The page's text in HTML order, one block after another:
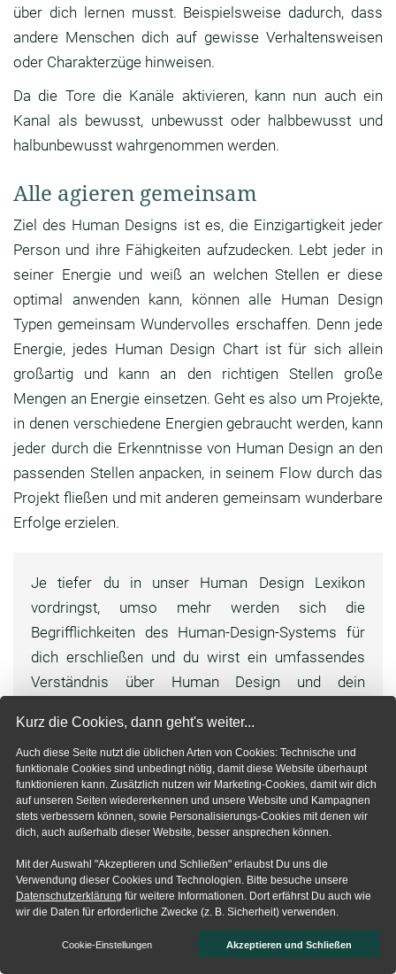
Kurz die Cookies, dann geht's weiter...
Auch diese Seite nutzt die üblichen Arten von Cookies: Technische und
funktionale Cookies sind unbedingt nötig, damit diese Website überhaupt
funktionieren kann. Zusätzlich nutzen wir Marketing-Cookies, damit wir dich
auf unseren Seiten wiedererkennen und unsere Website und Kampagnen
stets verbessern können, sowie Personalisierungs-Cookies mit denen wir
dich, auch außerhalb dieser Website, besser ansprechen können.
Mit der Auswahl "Akzeptieren und Schließen" erlaubst Du uns die
Verwendung dieser Cookies und Technologien. Bitte besuche unsere
Datenschutzerklärung für weitere Informationen. Dort erfährst Du auch wie
wir die Daten für erforderliche Zwecke (z. B. Sicherheit) verwenden.
Cookie-Einstellungen Akzeptieren und Schließen
über dich lernen musst. Beispielsweise dadurch, dass
andere Menschen dich auf gewisse Verhaltensweisen
oder Charakterzüge hinweisen.
Da die Tore die Kanäle aktivieren, kann nun auch ein
Kanal als bewusst, unbewusst oder halbbewusst und
halbunbewusst wahrgenommen werden.
Alle agieren gemeinsam
Ziel des Human Designs ist es, die Einzigartigkeit jeder
Person und ihre Fähigkeiten aufzudecken. Lebt jeder in
seiner Energie und weiß an welchen Stellen er diese
optimal anwenden kann, können alle Human Design
Typen gemeinsam Wundervolles erschaffen. Denn jede
Energie, jedes Human Design Chart ist für sich allein
großartig und kann an den richtigen Stellen große
Mengen an Energie einsetzen. Geht es also um Projekte,
in denen verschiedene Energien gebraucht werden, kann
jeder durch die Erkenntnisse von Human Design an den
passenden Stellen anpacken, in seinem Flow durch das
Projekt fließen und mit anderen gemeinsam wunderbare
Erfolge erzielen.
Je tiefer du in unser Human Design Lexikon
vordringst, umso mehr werden sich die
Begrifflichkeiten des Human-Design-Systems für
dich erschließen und du wirst ein umfassendes
Verständnis über Human Design und dein
„Der Weg ist das Ziel“ – also starte doch mit
deinem eigenenHuman-Design-Chart.
Jetzt dein Chart berechnen